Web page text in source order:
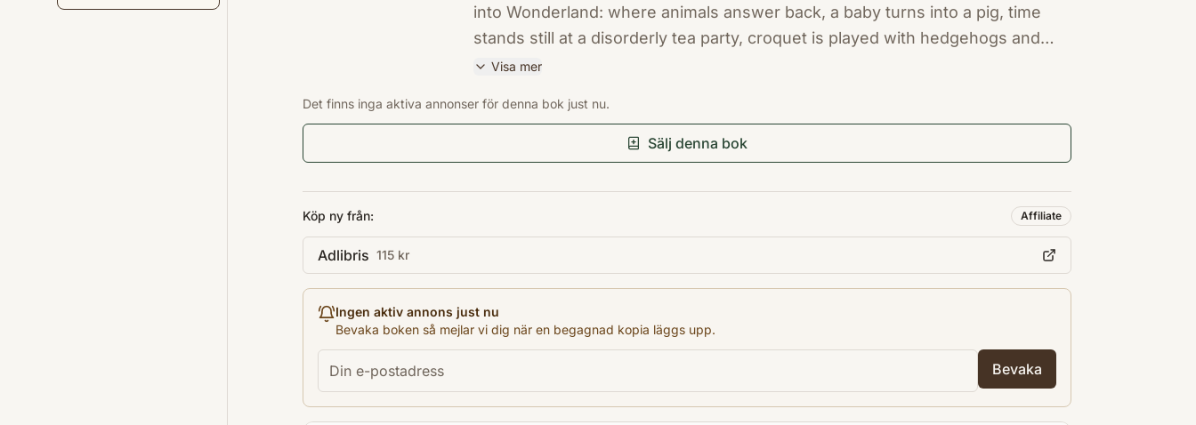
into Wonderland: where animals answer back, a baby turns into a pig, time
stands still at a disorderly tea party, croquet is played with hedgehogs and
flamingos, and the Mock Turtle and Gryphon dance the Lobster Quadrille. In a
make her shrink to ten inches or grow to the size of a house, will Alice be able
to find her way home again?
Visa mer
9780141439761
Penguin Books Ltd.
Utgivningsår
Antal sidor
Språk
English
Format
Pocket
Det finns inga aktiva annonser för denna bok just nu.
Sälj denna bok
Köp ny från: Affiliate
Adlibris 115 kr
Ingen aktiv annons just nu
Bevaka boken så mejlar vi dig när en begagnad kopia läggs upp.
Bevaka